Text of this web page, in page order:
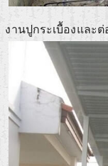
งานปูกระเบื้องและ